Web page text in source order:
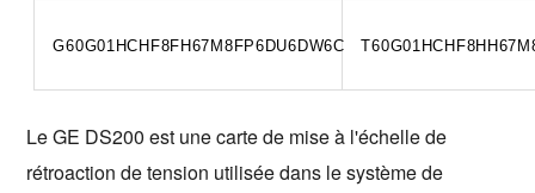
G60G01HCHF8FH67M8FP6DU6DW6C
Le GE DS200 est une carte de mise à l'échelle de
rétroaction de tension utilisée dans le système de